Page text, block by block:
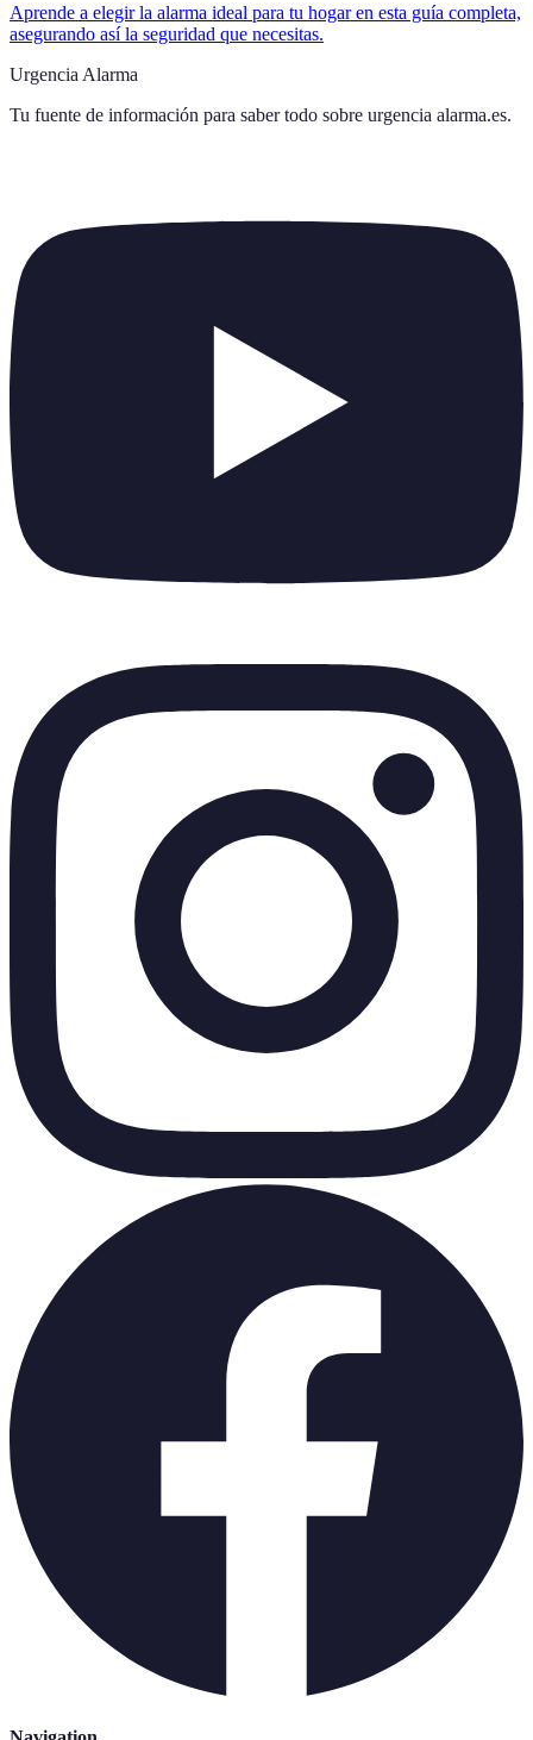
Aprende a elegir la alarma ideal para tu hogar en esta guía completa,
asegurando así la seguridad que necesitas.
Urgencia Alarma
Tu fuente de información para saber todo sobre urgencia alarma.es.